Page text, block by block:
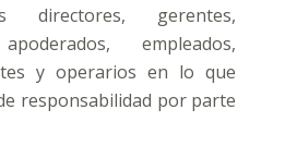
gerentes,
empleados,
y operarios en lo que
responsabilidad por parte